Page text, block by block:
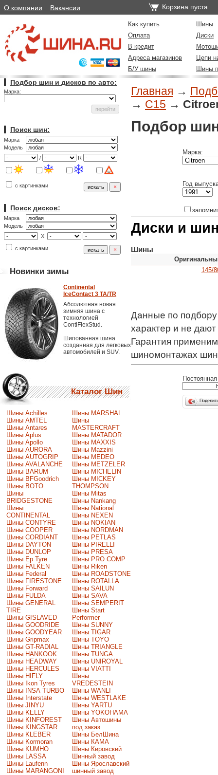
О компании Вакансии Корзина пуста.
Как купить
Шины
Оплата
Диски
В кредит
Адреса магазинов
Цепи
Б/У шины
Шины
Подбор шин и дисков по авто:
Марка:
Поиск шин:
Марка
Модель
/
R
с картинками
Поиск дисков:
Марка
Модель
X
с картинками
Новинки зимы
Continental
IceContact 3 TA/TR
Абсолютная новая
зимняя шина с
технологией
ContiFlexStud.
Шипованная шина
созданная для легковых
автомобилей и SUV.
Каталог Шин
Шины Achilles
Шины AMTEL
Шины Antares
Шины Aplus
Шины Apollo
Шины AURORA
Шины AUTOGRIP
Шины AVALANCHE
Шины BARUM
Шины BFGoodrich
Шины BOTO
Шины
BRIDGESTONE
Шины
CONTINENTAL
Шины CONTYRE
Шины COOPER
Шины CORDIANT
Шины DAYTON
Шины DUNLOP
Шины Ep Tyre
Шины FALKEN
Шины Federal
Шины FIRESTONE
Шины Forward
Шины FULDA
Шины GENERAL
TIRE
Шины GISLAVED
Шины GOODRIDE
Шины GOODYEAR
Шины Gripmax
Шины GT-RADIAL
Шины HANKOOK
Шины HEADWAY
Шины HERCULES
Шины HIFLY
Шины Ikon Tyres
Шины INSA TURBO
Шины Interstate
Шины JINYU
Шины KELLY
Шины KINFOREST
Шины KINGSTAR
Шины KLEBER
Шины Kormoran
Шины KUMHO
Шины LASSA
Шины Laufenn
Шины MARANGONI
Шины MARSHAL
Шины
MASTERCRAFT
Шины MATADOR
Шины MAXXIS
Шины Mazzini
Шины MEDEO
Шины METZELER
Шины MICHELIN
Шины MICKEY
THOMPSON
Шины Mitas
Шины Nankang
Шины National
Шины NEXEN
Шины NOKIAN
Шины NORDMAN
Шины PETLAS
Шины PIRELLI
Шины PRESA
Шины PRO COMP
Шины Riken
Шины ROADSTONE
Шины ROTALLA
Шины SAILUN
Шины SAVA
Шины SEMPERIT
Шины Start
Performer
Шины SUNNY
Шины TIGAR
Шины TOYO
Шины TRIANGLE
Шины TUNGA
Шины UNIROYAL
Шины VIATTI
Шины
VREDESTEIN
Шины WANLI
Шины WESTLAKE
Шины YARTU
Шины YOKOHAMA
Шины Автошины
под заказ
Шины БелШина
Шины КАМА
Шины Кировский
Шинный завод
Шины Ярославский
шинный завод
Главная →
→ C15 →
Подбор
Марка:
Год
Диски и
Шины
145/
Данные по
характер и не
Гарантия
шиномонтажах